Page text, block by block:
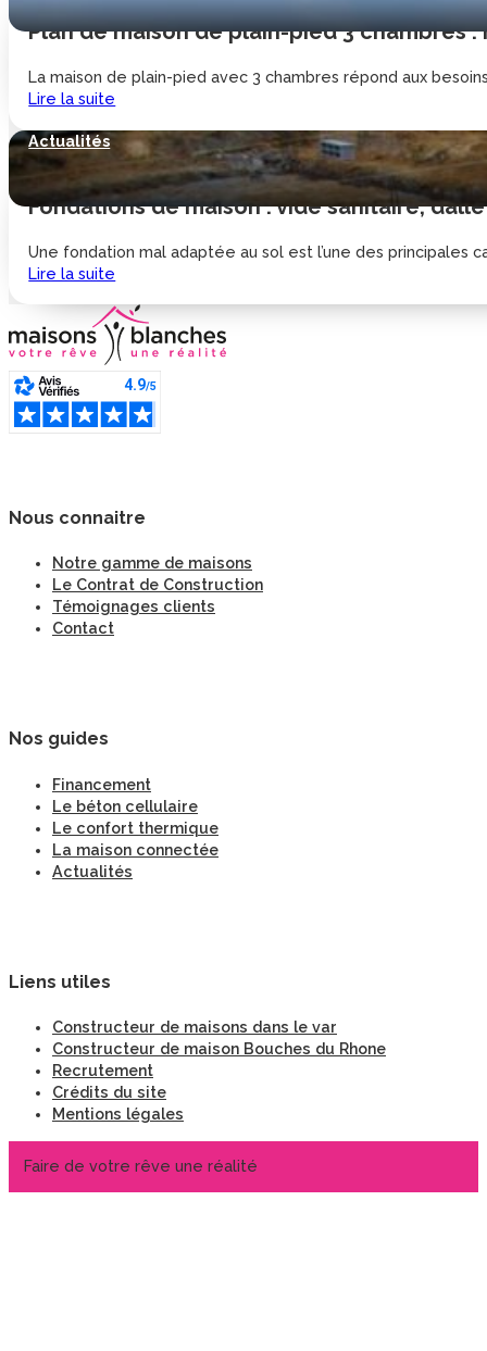
Plan de maison de plain-pied 3 chambres
La maison de plain-pied avec 3 chambres répond aux
Lire la suite
Actualités
Fondations de maison : vide sanitaire,
Une fondation mal adaptée au sol est l’une des principales
Lire la suite
Nous connaitre
Notre gamme de maisons
Le Contrat de Construction
Témoignages clients
Contact
Nos guides
Financement
Le béton cellulaire
Le confort thermique
La maison connectée
Actualités
Liens utiles
Constructeur de maisons dans le var
Constructeur de maison Bouches du Rhone
Recrutement
Crédits du site
Mentions légales
Faire de votre rêve une réalité